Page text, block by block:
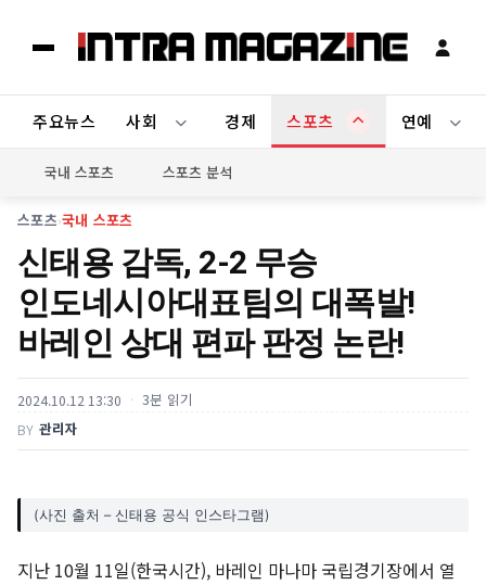
주요뉴스 사회 경제 스포츠 연예
국내 스포츠 스포츠 분석
스포츠›국내 스포츠
신태용 감독, 2-2 무승
인도네시아대표팀의 대폭발!
바레인 상대 편파 판정 논란!
2024.10.12 13:30 3분 읽기
BY 관리자
(사진 출처 – 신태용 공식 인스타그램)
지난 10월 11일(한국시간), 바레인 마나마 국립경기장에서 열